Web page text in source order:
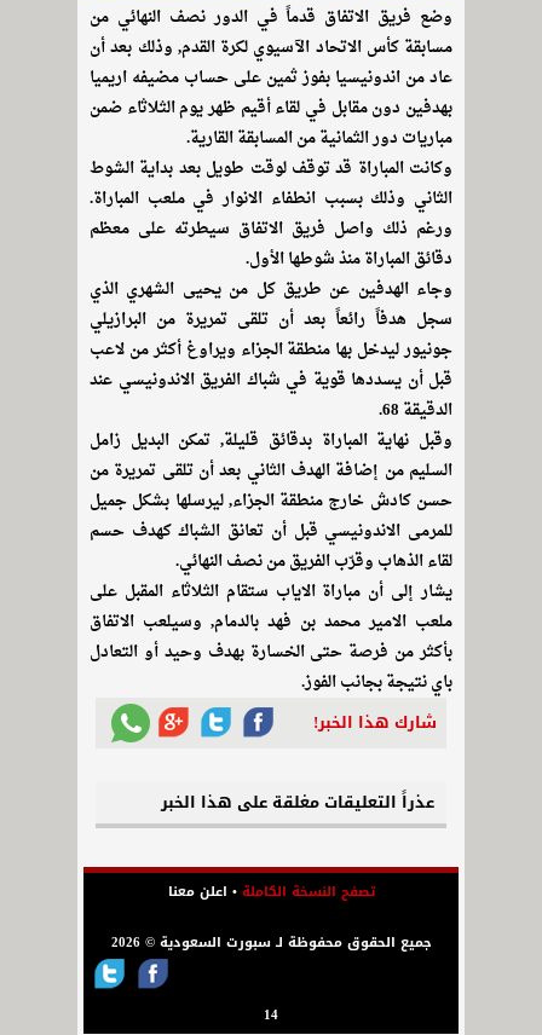
وضع فريق الاتفاق قدماً في الدور نصف النهائي من
مسابقة كأس الاتحاد الآسيوي لكرة القدم, وذلك بعد أن
عاد من اندونيسيا بفوز ثمين على حساب مضيفه اريميا
بهدفين دون مقابل في لقاء أقيم ظهر يوم الثلاثاء ضمن
مباريات دور الثمانية من المسابقة القارية.
وكانت المباراة قد توقف لوقت طويل بعد بداية الشوط
الثاني وذلك بسبب انطفاء الانوار في ملعب المباراة.
ورغم ذلك واصل فريق الاتفاق سيطرته على معظم
دقائق المباراة منذ شوطها الأول.
وجاء الهدفين عن طريق كل من يحيى الشهري الذي
سجل هدفاً رائعاً بعد أن تلقى تمريرة من البرازيلي
جونيور ليدخل بها منطقة الجزاء ويراوغ أكثر من لاعب
قبل أن يسددها قوية في شباك الفريق الاندونيسي عند
الدقيقة 68.
وقبل نهاية المباراة بدقائق قليلة, تمكن البديل زامل
السليم من إضافة الهدف الثاني بعد أن تلقى تمريرة من
حسن كادش خارج منطقة الجزاء, ليرسلها بشكل جميل
للمرمى الاندونيسي قبل أن تعانق الشباك كهدف حسم
لقاء الذهاب وقرّب الفريق من نصف النهائي.
يشار إلى أن مباراة الاياب ستقام الثلاثاء المقبل على
ملعب الامير محمد بن فهد بالدمام, وسيلعب الاتفاق
بأكثر من فرصة حتى الخسارة بهدف وحيد أو التعادل
باي نتيجة بجانب الفوز.
شارك هذا الخبر!
عذراً التعليقات مغلقة على هذا الخبر
تصفح النسخة الكاملة• اعلن معنا
جميع الحقوق محفوظة لـ سبورت السعودية © 2026
14